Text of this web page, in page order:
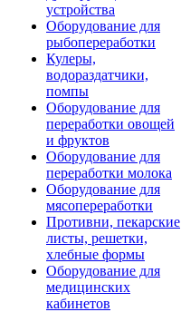
устройства
Оборудование для
рыбопереработки
Кулеры,
водораздатчики,
помпы
Оборудование для
переработки овощей
и фруктов
Оборудование для
переработки молока
Оборудование для
мясопереработки
Противни, пекарские
листы, решетки,
хлебные формы
Оборудование для
медицинских
кабинетов